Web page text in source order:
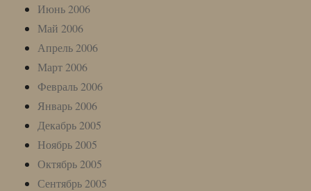
Июнь 2006
Май 2006
Апрель 2006
Март 2006
Февраль 2006
Январь 2006
Декабрь 2005
Ноябрь 2005
Октябрь 2005
Сентябрь 2005